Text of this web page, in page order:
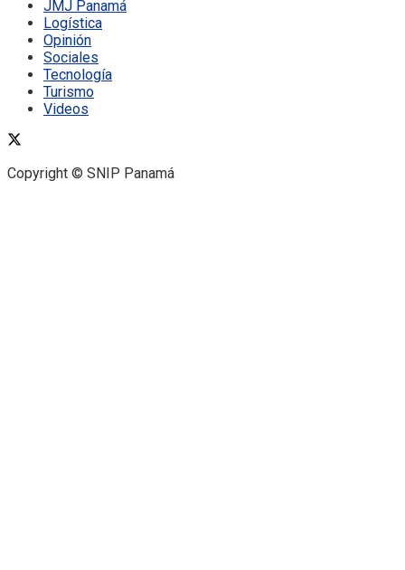
JMJ Panamá
Logística
Opinión
Sociales
Tecnología
Turismo
Videos
Copyright © SNIP Panamá